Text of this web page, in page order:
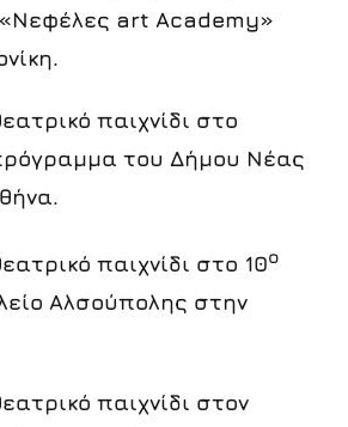
«Νεφέλες art Academy»
.
παιχνίδι στο
του Δήμου Νέας
.
παιχνίδι στο 10ο
Αλσούπολης στην
παιχνίδι στον